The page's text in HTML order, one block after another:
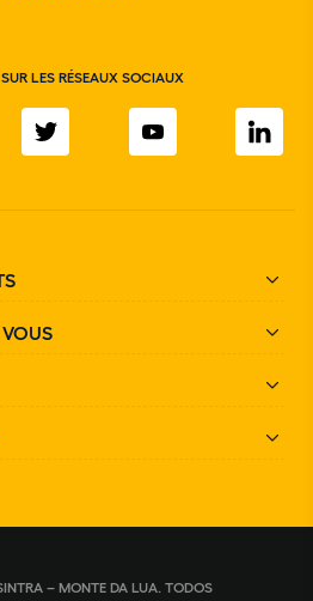
LES RÉSEAUX SOCIAUX
– MONTE DA LUA. TODOS